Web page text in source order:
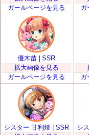
ガールページを見る
ガ
優木苗 | SSR
拡大画像を見る
ガールページを見る
ガ
シスター 甘利燈 | SSR
シ